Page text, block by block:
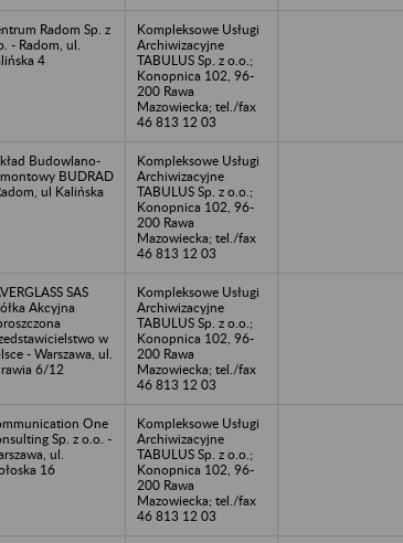
Radom Sp. z
- Radom, ul.
4
Kompleksowe Usługi
Archiwizacyjne
TABULUS Sp. z o.o.;
Konopnica 102, 96-
200 Rawa
Mazowiecka; tel./fax
46 813 12 03
Budowlano-
BUDRAD
ul Kalińska
Kompleksowe Usługi
Archiwizacyjne
TABULUS Sp. z o.o.;
Konopnica 102, 96-
200 Rawa
Mazowiecka; tel./fax
46 813 12 03
SAS
Akcyjna
w
- Warszawa, ul.
6/12
Kompleksowe Usługi
Archiwizacyjne
TABULUS Sp. z o.o.;
Konopnica 102, 96-
200 Rawa
Mazowiecka; tel./fax
46 813 12 03
One
Sp. z o.o. -
ul.
16
Kompleksowe Usługi
Archiwizacyjne
TABULUS Sp. z o.o.;
Konopnica 102, 96-
200 Rawa
Mazowiecka; tel./fax
46 813 12 03